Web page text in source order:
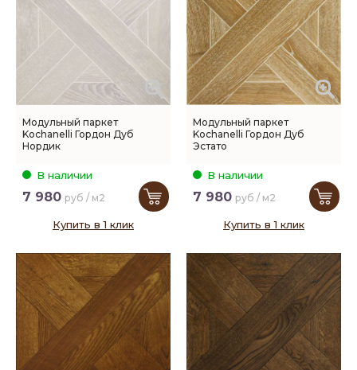
Модульный паркет
Kochanelli Гордон Дуб
Нордик
В наличии
7 980 руб / м2
Купить в 1 клик
Модульный паркет
Kochanelli Гордон Дуб
Эстато
В наличии
7 980 руб / м2
Купить в 1 клик